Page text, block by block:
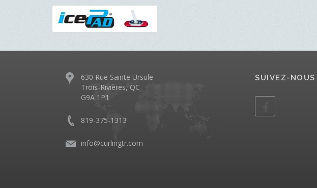
630 Rue Sainte Ursule
Trois-Rivières, QC
G9A 1P1
819-375-1313
info@curlingtr.com
SUIVEZ-NOUS